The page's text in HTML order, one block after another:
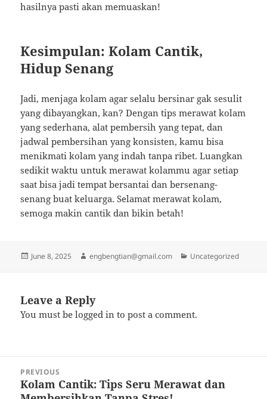
hasilnya pasti akan memuaskan!
Kesimpulan: Kolam Cantik,
Hidup Senang
Jadi, menjaga kolam agar selalu bersinar gak sesulit
yang dibayangkan, kan? Dengan tips merawat kolam
yang sederhana, alat pembersih yang tepat, dan
jadwal pembersihan yang konsisten, kamu bisa
menikmati kolam yang indah tanpa ribet. Luangkan
sedikit waktu untuk merawat kolammu agar setiap
saat bisa jadi tempat bersantai dan bersenang-
senang buat keluarga. Selamat merawat kolam,
semoga makin cantik dan bikin betah!
Posted
June 8, 2025 Author
engbengtian@gmail.com Categories
Uncategorized
Leave a Reply
You must belogged in to post a comment.
navigation
PREVIOUS
Previous
Kolam Cantik: Tips Seru Merawat dan